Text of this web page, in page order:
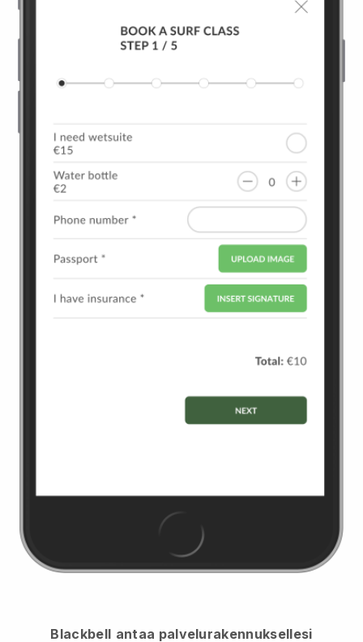
Blackbell antaa palvelurakennuksellesi